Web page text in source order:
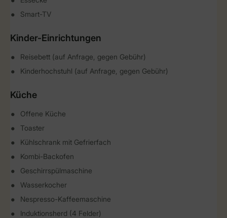
Smart-TV
Kinder-Einrichtungen
Reisebett (auf Anfrage, gegen Gebühr)
Kinderhochstuhl (auf Anfrage, gegen Gebühr)
Küche
Offene Küche
Toaster
Kühlschrank mit Gefrierfach
Kombi-Backofen
Geschirrspülmaschine
Wasserkocher
Nespresso-Kaffeemaschine
Induktionsherd (4 Felder)